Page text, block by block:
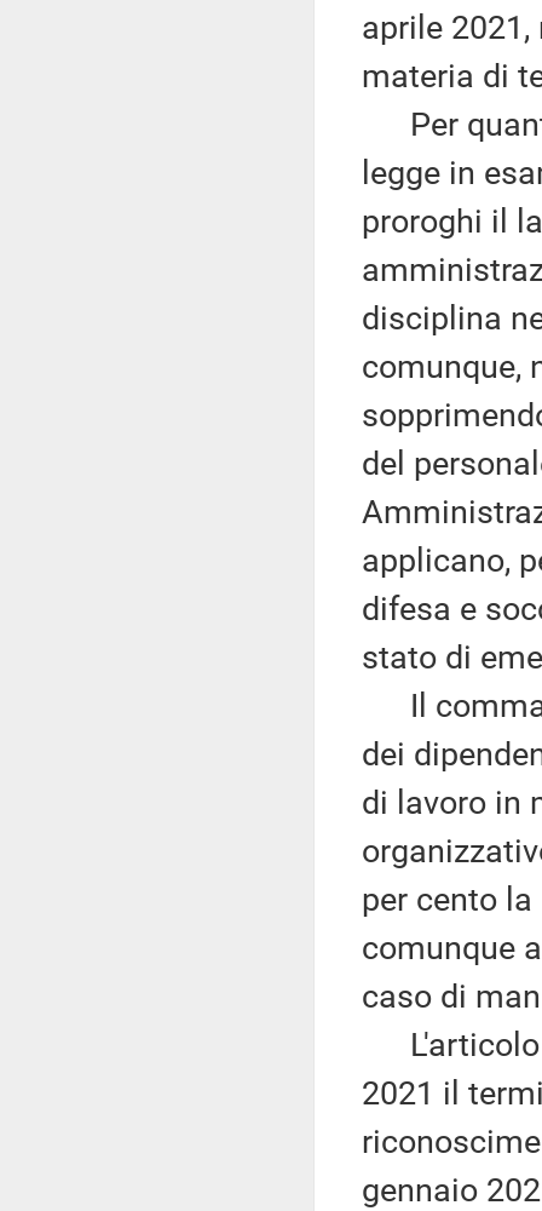
aprile
materia di
Per
legge in
proroghi il
disciplina
comunque,
del
applicano,
difesa e
stato di
Il comma
dei
di lavoro in
per cento
comunque
caso di
L'articolo
2021 il
gennaio